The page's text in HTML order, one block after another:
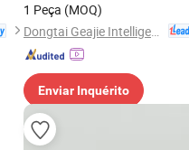
1 Peça (MOQ)
Enviar Inquérito